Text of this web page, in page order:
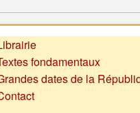
fondamentaux
dates de la